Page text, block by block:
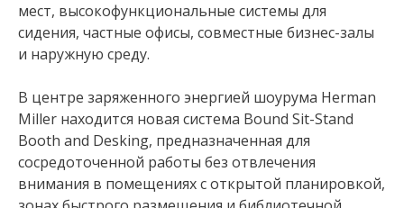
мест, высокофункциональные системы для
сидения, частные офисы, совместные бизнес-залы
и наружную среду.
В центре заряженного энергией шоурума Herman
Miller находится новая система Bound Sit-Stand
Booth and Desking, предназначенная для
сосредоточенной работы без отвлечения
внимания в помещениях с открытой планировкой,